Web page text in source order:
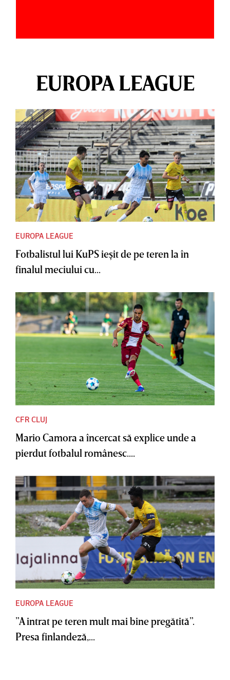
EUROPA LEAGUE
EUROPA LEAGUE
Fotbalistul lui KuPS ieşit de pe teren la în
finalul meciului cu...
CFR CLUJ
Mario Camora a încercat să explice unde a
pierdut fotbalul românesc....
EUROPA LEAGUE
”A intrat pe teren mult mai bine pregătită”.
Presa finlandeză,...